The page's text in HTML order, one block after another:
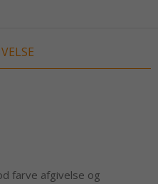
farve afgivelse og